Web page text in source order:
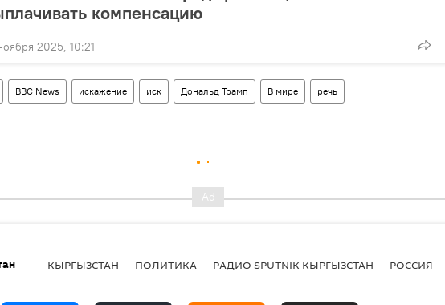
компенсацию
2025, 10:21
BBC News искажение иск Дональд Трамп В мире речь
КЫРГЫЗСТАН ПОЛИТИКА РАДИО SPUTNIK КЫРГЫЗСТАН РОССИЯ